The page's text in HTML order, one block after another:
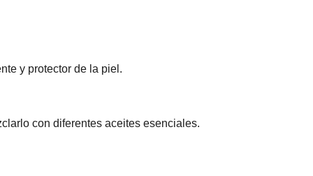
y protector de la piel.
con diferentes aceites esenciales.